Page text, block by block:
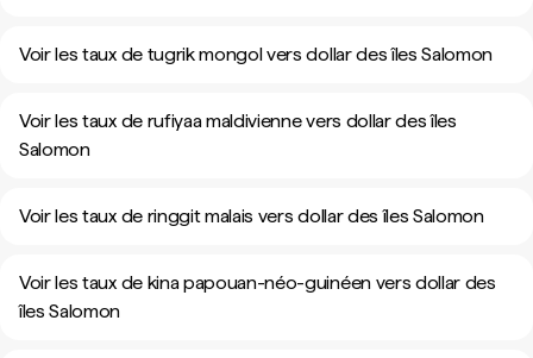
Voir les taux de tugrik mongol vers dollar des îles Salomon
Voir les taux de rufiyaa maldivienne vers dollar des îles
Salomon
Voir les taux de ringgit malais vers dollar des îles Salomon
Voir les taux de kina papouan-néo-guinéen vers dollar des
îles Salomon